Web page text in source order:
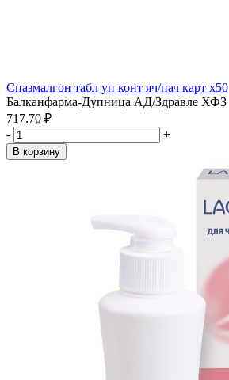
Спазмалгон табл уп конт яч/пач карт x50
Балканфарма-Дупница АД/Здравле ХФЗ
717.70 ₽
-
+
В корзину